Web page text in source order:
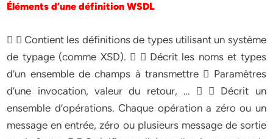
Éléments d’une définition WSDL
  Contient les définitions de types utilisant un système
de typage (comme XSD).   Décrit les noms et types
d’un ensemble de champs à transmettre  Paramètres
d’une invocation, valeur du retour, …   Décrit un
ensemble d’opérations. Chaque opération a zéro ou un
message en entrée, zéro ou plusieurs message de sortie